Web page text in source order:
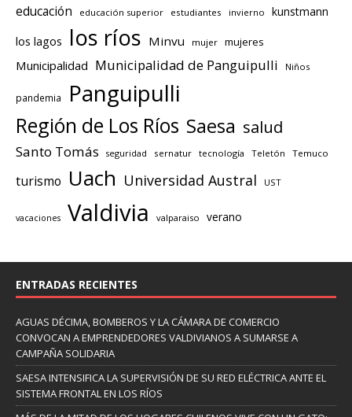
educación educación superior estudiantes invierno kunstmann
los lagos los ríos Minvu mujer mujeres
Municipalidad Municipalidad de Panguipulli Niños
pandemia Panguipulli
Región de Los Ríos Saesa salud
Santo Tomás seguridad sernatur tecnología Teletón Temuco
turismo Uach Universidad Austral UST
vacaciones Valdivia valparaiso verano
ENTRADAS RECIENTES
AGUAS DÉCIMA, BOMBEROS Y LA CÁMARA DE COMERCIO
CONVOCAN A EMPRENDEDORES VALDIVIANOS A SUMARSE A
CAMPAÑA SOLIDARIA
SAESA INTENSIFICA LA SUPERVISIÓN DE SU RED ELÉCTRICA ANTE EL
SISTEMA FRONTAL EN LOS RÍOS